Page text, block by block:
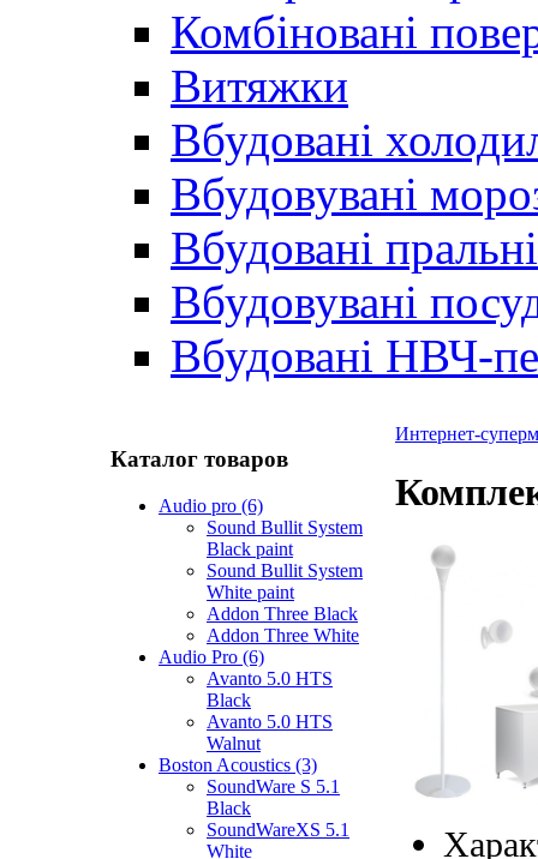
Комбіновані
Витяжки
Вбудовані
Вбудовувані
Вбудовані
Вбудовувані
Вбудовані НВЧ-
Каталог товаров
Audio pro (6)
Sound Bullit System
Black paint
Sound Bullit System
White paint
Addon Three Black
Addon Three White
Audio Pro (6)
Avanto 5.0 HTS
Black
Avanto 5.0 HTS
Walnut
Boston Acoustics (3)
SoundWare S 5.1
Black
SoundWareXS 5.1
White
Интернет-